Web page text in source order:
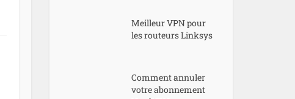
Meilleur VPN pour
les routeurs Linksys
Comment annuler
votre abonnement